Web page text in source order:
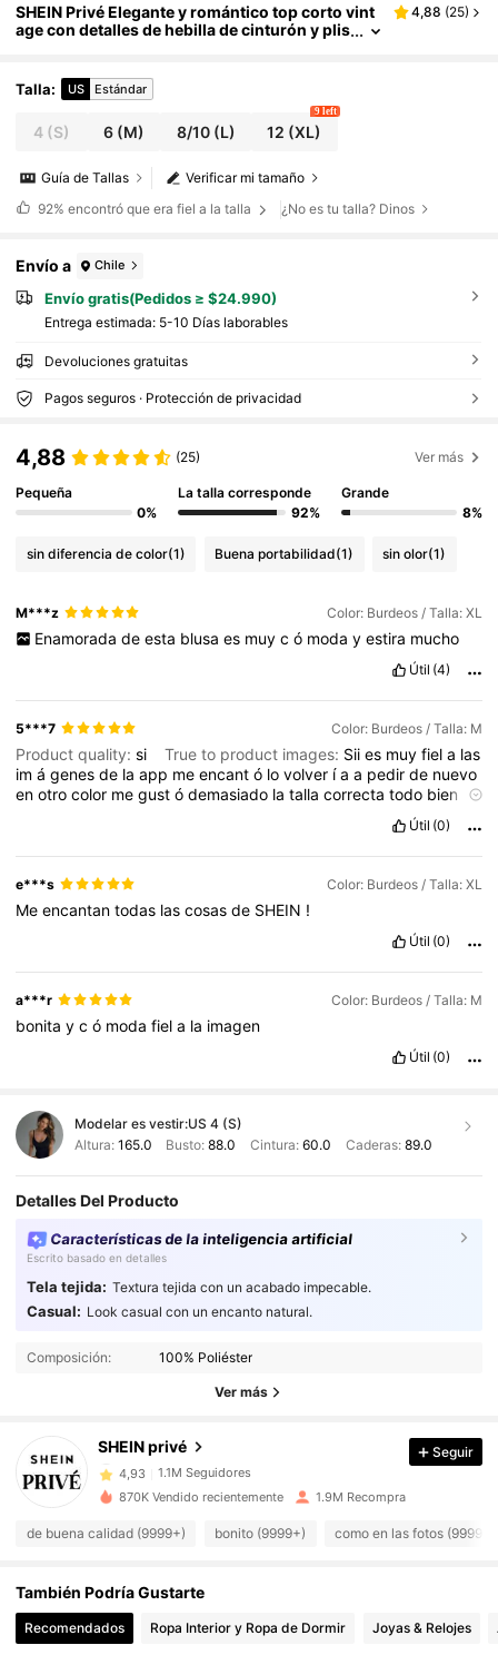
SHEIN Privé Elegante y romántico top corto vint
age con detalles de hebilla de cinturón y plis
4,88 (25)
Talla: US Estándar
4 (S) 6 (M) 8/10(L) 12 (XL)
9 left
Verificar mi tamaño
Guía de Tallas
92% encontró que era fiel a la talla ¿No es tu talla? Dinos
Envío a Chile
Envío gratis(Pedidos ≥ $24.990)
Entrega estimada: 5-10 Días laborables
Devoluciones gratuitas
Pagos seguros · Protección de privacidad
4,88 (25) Ver más
Pequeña
0%
La talla corresponde
92%
Grande
8%
sin diferencia de color(1) Buena portabilidad(1) sin olor(1)
M***z Color: Burdeos / Talla: XL
Enamorada de esta blusa es muy c ó moda y estira mucho
Útil (4)
5***7 Color: Burdeos / Talla: M
Product quality:si True to product images: Siies muyfiela las
imágenesde laapp meencantó lovolver íaa pedirde nuevo
enotrocolor megustódemasiado latallacorrectatodo bien
Útil (0)
e***s Color: Burdeos / Talla: XL
Meencantantodas lascosasde SHEIN !
Útil (0)
a***r Color: Burdeos / Talla: M
bonitaycó modafiela la imagen
Útil (0)
Modelar es vestir:US 4 (S)
Altura: 165.0 Busto:88.0 Cintura: 60.0 Caderas: 89.0
Detalles Del Producto
Características de la inteligencia artificial
Escrito basado en detalles
Tela tejida: Textura tejida con un acabado impecable.
Casual: Look casual con un encanto natural.
Composición: 100% Poliéster
Ver más
SHEIN privé
1.1M Seguidores
4,93 1.1M Seguidores
4,93 1.1M Seguidores
4,93
Seguir
870K Vendido recientemente 1.9M Recompra
de buena calidad (9999+) bonito (9999+) como en las fotos (9999+)
También Podría Gustarte
Recomendados Ropa Interior y Ropa de Dormir Joyas & Relojes